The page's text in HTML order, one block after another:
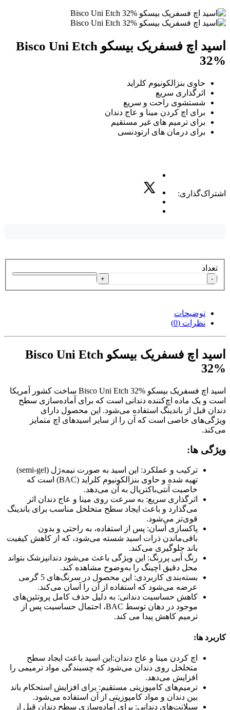
اسید اچ فسفریک بیسکو Bisco Uni Etch
32%
حاوی بنزالکونیوم کلراید
اثرگذاری سریع
شستشوی راحت و سریع
برای اچ کردن مینا و عاج دندان
برای ترمیم های غیر مستقیم
برای درمان های ارتودنسی
اشتراک‌گذاری:
تعداد
-
+
توضیحات
نظرات (0)
اسید اچ فسفریک بیسکو Bisco Uni Etch
32%
اسید اچ فسفریک بیسکو Bisco Uni Etch 32% ساخت کشور آمریکا
است و یک ماده اچ‌کننده دندانی است که برای آماده‌سازی سطح
دندان قبل از باندینگ استفاده می‌شود. این محصول دارای
ویژگی‌های خاصی است که آن را از سایر اسیدهای اچ متمایز
می‌کند.
ویژگی ها:
ترکیب و عملکرد: این اسید به صورت نیمه‌ژل (semi-gel)
تهیه شده و حاوی بنزالکونیوم کلراید (BAC) است که
خاصیت آنتی‌باکتریال به آن می‌دهد.
اثرگذاری سریع: به سرعت روی مینا و عاج دندان اثر
می‌گذارد و باعث ایجاد سطح متخلخل مناسب برای باندینگ
قوی‌تر می‌شود.
پاکسازی آسان: پس از استفاده، به راحتی و بدون
باقی‌ماندن ذرات اسید شسته می‌شود، که از کاهش کیفیت
باند جلوگیری می‌کند.
رنگ آبی پررنگ: این ویژگی باعث می‌شود دندانپزشک بتواند
محل دقیق اچینگ را به‌وضوح مشاهده کند.
بسته‌بندی کاربردی: این محصول در سرنگ‌های 5 گرمی
عرضه می‌شود که استفاده از آن را آسان می‌کند.
کاهش حساسیت دندانی: به دلیل حذف کامل پروتئین‌های
موجود در دهان توسط BAC، احتمال حساسیت پس از
ترمیم کاهش پیدا می کند.
کاربرد ها:
اچ کردن مینا و عاج دندان:این اسید باعث ایجاد سطح
متخلخل روی دندان می‌شود که چسبندگی مواد ترمیمی را
افزایش می‌دهد.
ترمیم‌های کامپوزیتی مستقیم: برای افزایش استحکام باند
بین دندان و مواد کامپوزیتی از آن استفاده می‌شود.
سیلانت‌های دندانی: برای آماده‌سازی سطح دندان قبل از